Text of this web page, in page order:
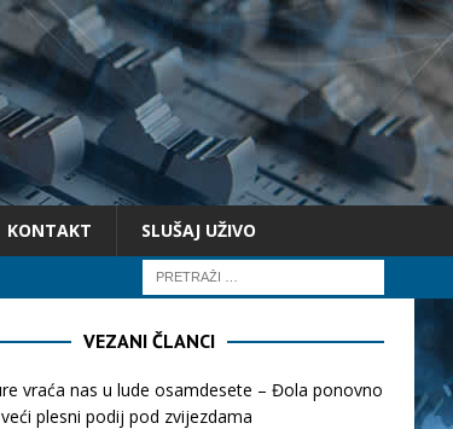
KONTAKT SLUŠAJ UŽIVO
VEZANI ČLANCI
vraća nas u lude osamdesete – Đola ponovno
plesni podij pod zvijezdama